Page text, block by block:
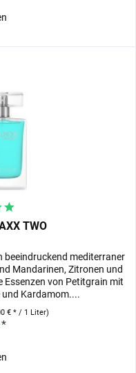
TWO
beeindruckend mediterraner
Mandarinen, Zitronen und
Essenzen von Petitgrain mit
und Kardamom....
€ * / 1 Liter)